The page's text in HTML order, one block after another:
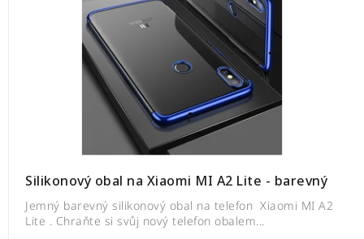
Silikonový obal na Xiaomi MI A2 Lite - barevný
Jemný barevný silikonový obal na telefon Xiaomi MI A2
Lite . Chraňte si svůj nový telefon obalem...